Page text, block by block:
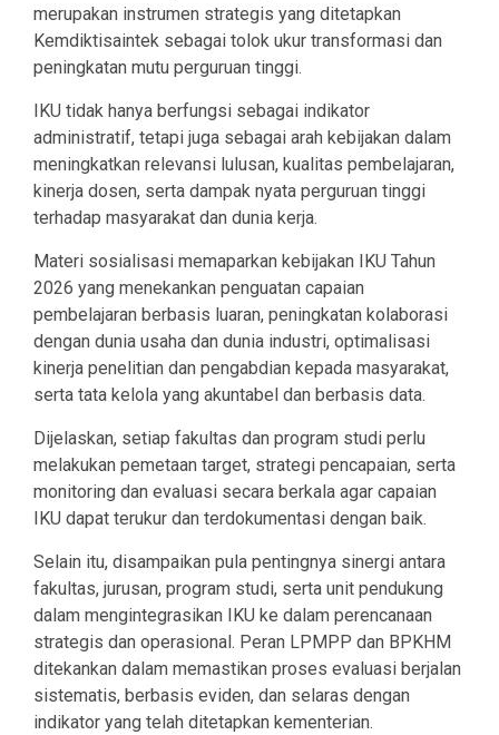
merupakan instrumen strategis yang ditetapkan
Kemdiktisaintek sebagai tolok ukur transformasi dan
peningkatan mutu perguruan tinggi.
IKU tidak hanya berfungsi sebagai indikator
administratif, tetapi juga sebagai arah kebijakan dalam
meningkatkan relevansi lulusan, kualitas pembelajaran,
kinerja dosen, serta dampak nyata perguruan tinggi
terhadap masyarakat dan dunia kerja.
Materi sosialisasi memaparkan kebijakan IKU Tahun
2026 yang menekankan penguatan capaian
pembelajaran berbasis luaran, peningkatan kolaborasi
dengan dunia usaha dan dunia industri, optimalisasi
kinerja penelitian dan pengabdian kepada masyarakat,
serta tata kelola yang akuntabel dan berbasis data.
Dijelaskan, setiap fakultas dan program studi perlu
melakukan pemetaan target, strategi pencapaian, serta
monitoring dan evaluasi secara berkala agar capaian
IKU dapat terukur dan terdokumentasi dengan baik.
Selain itu, disampaikan pula pentingnya sinergi antara
fakultas, jurusan, program studi, serta unit pendukung
dalam mengintegrasikan IKU ke dalam perencanaan
strategis dan operasional. Peran LPMPP dan BPKHM
ditekankan dalam memastikan proses evaluasi berjalan
sistematis, berbasis eviden, dan selaras dengan
indikator yang telah ditetapkan kementerian.